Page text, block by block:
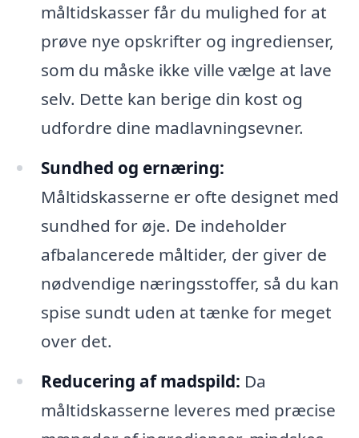
måltidskasser får du mulighed for at
prøve nye opskrifter og ingredienser,
som du måske ikke ville vælge at lave
selv. Dette kan berige din kost og
udfordre dine madlavningsevner.
Sundhed og ernæring:
Måltidskasserne er ofte designet med
sundhed for øje. De indeholder
afbalancerede måltider, der giver de
nødvendige næringsstoffer, så du kan
spise sundt uden at tænke for meget
over det.
Reducering af madspild: Da
måltidskasserne leveres med præcise